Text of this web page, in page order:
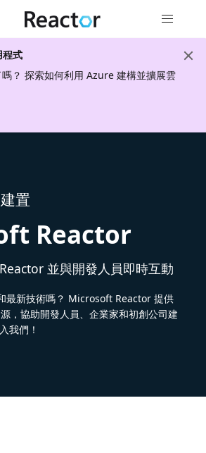
程式
？ 探索如何利用 Azure 建構並擴展雲
置
Reactor
並與開發人員即時互動
最新技術嗎？ Microsoft Reactor 提供
，協助開發人員、企業家和初創公司建
我們！